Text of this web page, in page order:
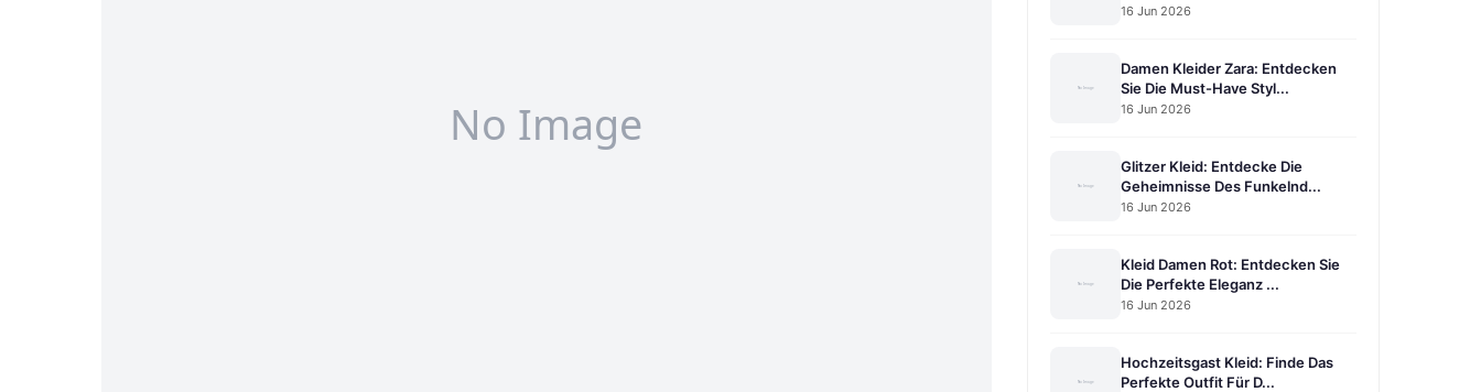
16 Jun 2026
Damen Kleider Zara: Entdecken
Sie Die Must-Have Styl...
16 Jun 2026
Glitzer Kleid: Entdecke Die
Geheimnisse Des Funkelnd...
16 Jun 2026
Kleid Damen Rot: Entdecken Sie
Die Perfekte Eleganz ...
16 Jun 2026
Hochzeitsgast Kleid: Finde Das
Perfekte Outfit Für D...